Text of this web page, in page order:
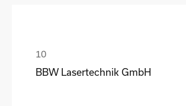
BBW Lasertechnik GmbH